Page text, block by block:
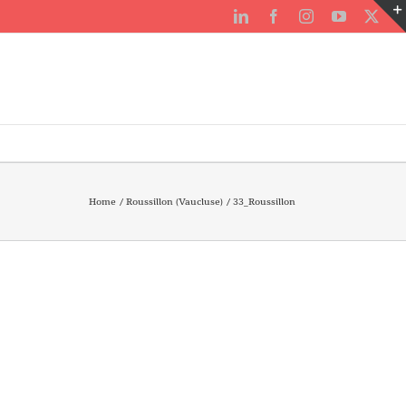
LinkedInFacebookInstagramYouTube
X
Home Roussillon (Vaucluse) 33_Roussillon